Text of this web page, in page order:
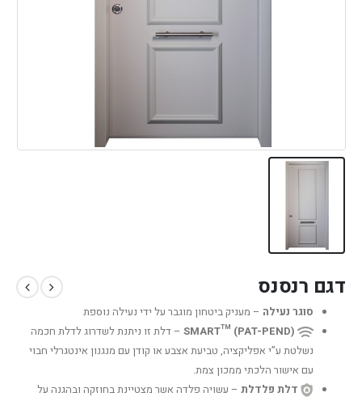
דגם רנסנס
סוגר נעילה – מעניק ביטחון מוגבר על ידי נעילה נוספת
SMART™ (PAT-PEND) – דלת זו ניתנת לשדרוג לדלת חכמה
נשלטת ע”י אפליקציה, טביעת אצבע או קודן עם מנגנון אינטגרלי חבוי
עם אישור הלכתי ממכון צמת.
דלת פלדלת – עשויה פלדה אשר מצטיינת בחוזקה ובהגנה על